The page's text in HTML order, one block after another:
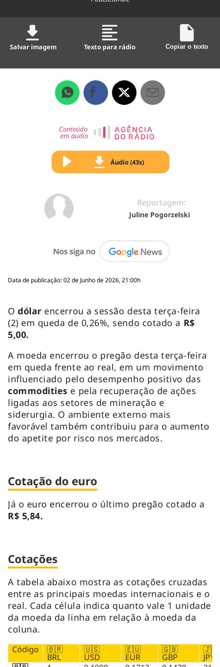
Salvar imagem Texto para rádio Copiar o texto
Áudio (43s)
Reportagem:
Juline Pogorzelski
Data de publicação: 02 de Junho de 2026, 21:00h
Odólar encerrou a sessão desta terça-feira
(2) em queda de 0,26%, sendo cotado a R$
5,00.
A moeda encerrou o pregão desta terça-feira
em queda frente ao real, em um movimento
influenciado pelo desempenho positivo das
commodities e pela recuperação de ações
ligadas aos setores de mineração e
siderurgia. O ambiente externo mais
favorável também contribuiu para o aumento
do apetite por risco nos mercados.
Cotação do euro
Já o euro encerrou o último pregão cotado a
R$ 5,84.
Cotações
A tabela abaixo mostra as cotações cruzadas
entre as principais moedas internacionais e o
real. Cada célula indica quanto vale 1 unidade
da moeda da linha em relação à moeda da
coluna.
Código 🇧🇷
BRL
🇺🇸
USD
🇪🇺
EUR
🇬🇧
GBP
🇯🇵
JPY